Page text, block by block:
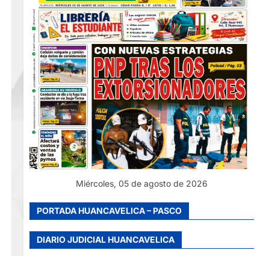
Miércoles, 05 de agosto de 2026
PORTADA HUANCAVELICA – PASCO
DIARIO JUDICIAL HUANCAVELICA